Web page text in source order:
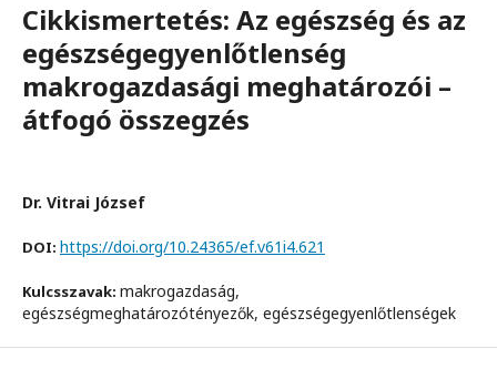
Cikkismertetés: Az egészség és az
egészségegyenlőtlenség
makrogazdasági meghatározói –
átfogó összegzés
Dr. Vitrai József
DOI: https://doi.org/10.24365/ef.v61i4.621
Kulcsszavak: makrogazdaság,
egészségmeghatározótényezők, egészségegyenlőtlenségek